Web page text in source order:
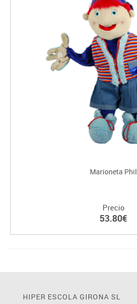
Marioneta Phil
Precio
53.80€
HIPER ESCOLA GIRONA SL